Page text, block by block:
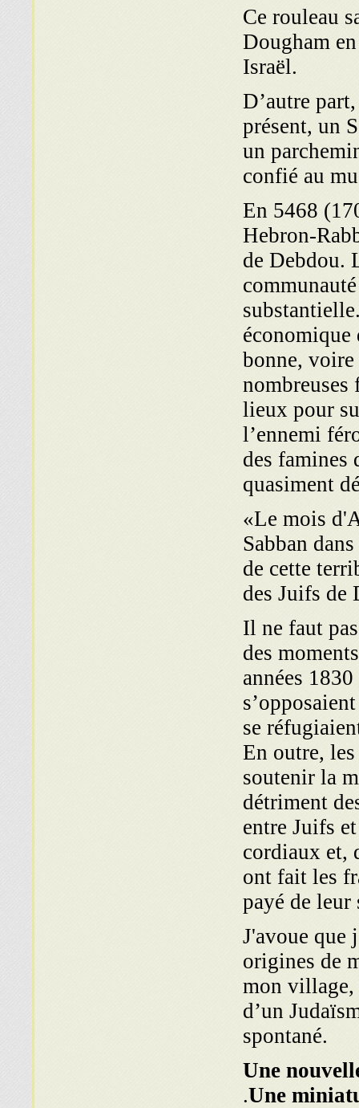
Ce rouleau
Dougham
Israël.
D’autre
présent, un
un
confié au
En 5468
Hebron-
de Debdou.
bonne,
lieux pour
l’ennemi
des famines
quasiment
«Le mois
Sabban
de cette
des Juifs de
Il ne faut
des
années
se
En outre,
soutenir la
détriment
entre Juifs
cordiaux et,
ont fait les
J'avoue que
origines de
mon village,
d’un
spontané.
Une
Une
.